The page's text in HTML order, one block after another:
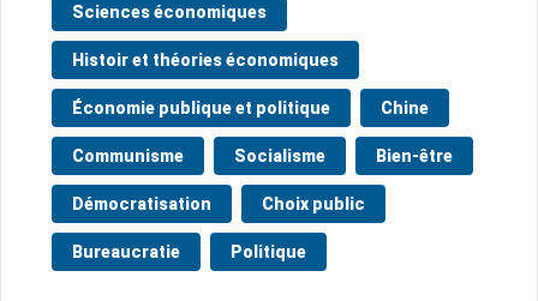
Sciences économiques
Histoir et théories économiques
Économie publique et politique Chine
Communisme Socialisme Bien-être
Démocratisation Choix public
Bureaucratie Politique